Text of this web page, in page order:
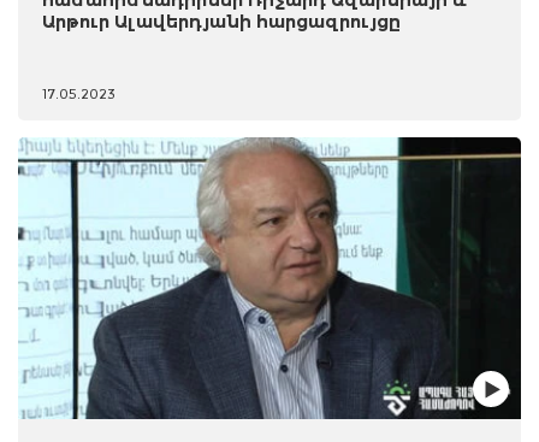
Արթուր Ալավերդյանի հարցազրույցը
17.05.2023